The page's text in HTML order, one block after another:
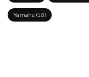
Yamaha (10)